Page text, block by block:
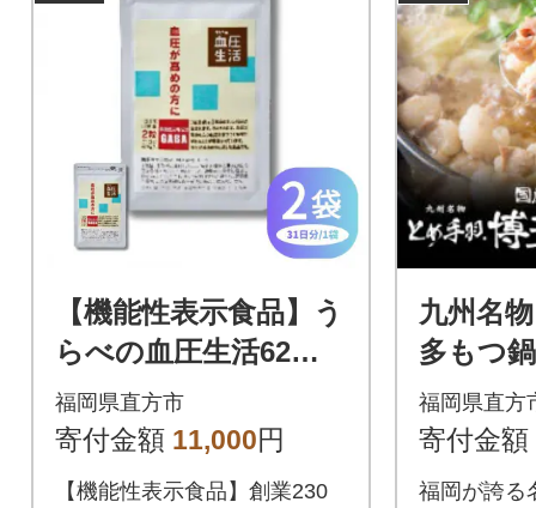
【機能性表示食品】う
らべの血圧生活62
粒 2袋セット
福岡県直方市
寄付金額 11,000円
【機能性表示食品】創業230
九州名
多もつ
人前 九
(直方市)
福岡県直方
寄付金額
福岡が誇る